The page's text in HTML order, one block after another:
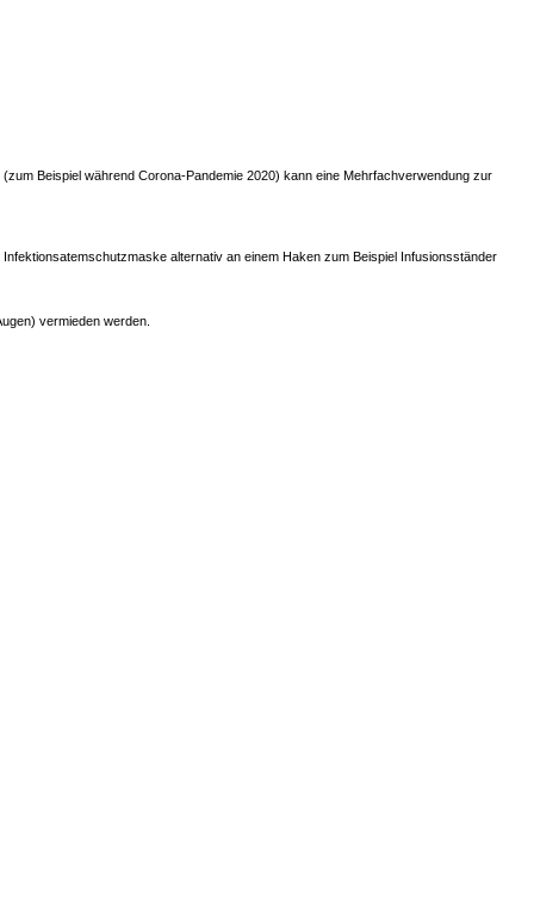
Beispiel während Corona-Pandemie 2020) kann eine Mehrfachverwendung zur
alternativ an einem Haken zum Beispiel Infusionsständer
vermieden werden.